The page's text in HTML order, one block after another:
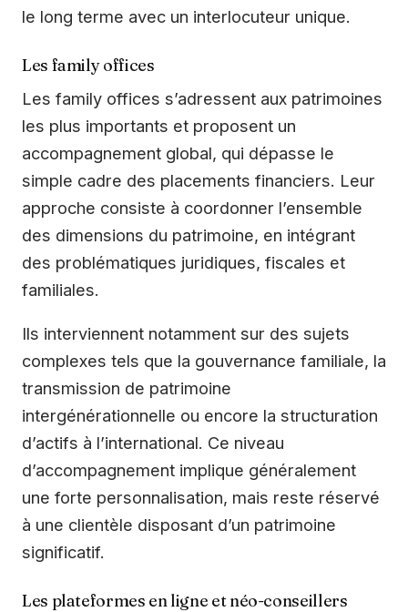
le long terme avec un interlocuteur unique.
Les family offices
Les family offices s’adressent aux patrimoines
les plus importants et proposent un
accompagnement global, qui dépasse le
simple cadre des placements financiers. Leur
approche consiste à coordonner l’ensemble
des dimensions du patrimoine, en intégrant
des problématiques juridiques, fiscales et
familiales.
Ils interviennent notamment sur des sujets
complexes tels que la gouvernance familiale, la
transmission de patrimoine
intergénérationnelle ou encore la structuration
d’actifs à l’international. Ce niveau
d’accompagnement implique généralement
une forte personnalisation, mais reste réservé
à une clientèle disposant d’un patrimoine
significatif.
Les plateformes en ligne et néo-conseillers